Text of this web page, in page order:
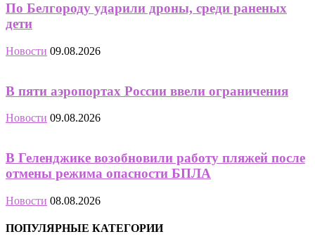
По Белгороду ударили дроны, среди раненых
дети
Новости 09.08.2026
В пяти аэропортах России ввели ограничения
Новости 09.08.2026
В Геленджике возобновили работу пляжей после
отмены режима опасности БПЛА
Новости 08.08.2026
ПОПУЛЯРНЫЕ КАТЕГОРИИ